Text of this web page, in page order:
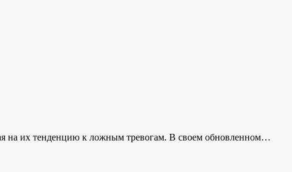
на их тенденцию к ложным тревогам. В своем обновленном…